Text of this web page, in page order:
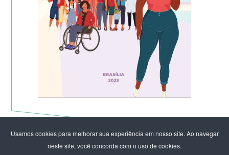
Usamos cookies para melhorar sua experiência em nosso site. Ao navegar
neste site, você concorda com o uso de cookies.